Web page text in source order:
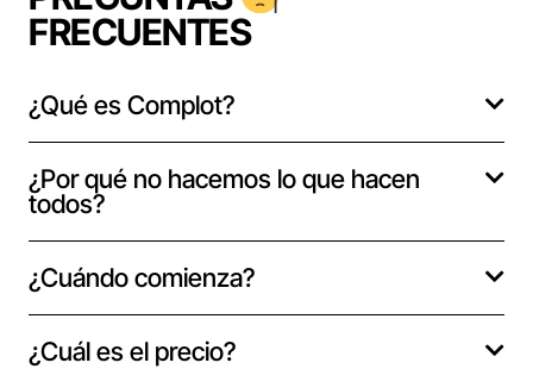
FRECUENTES
¿Qué es Complot?
¿Por qué no hacemos lo que hacen
todos?
¿Cuándo comienza?
¿Cuál es el precio?